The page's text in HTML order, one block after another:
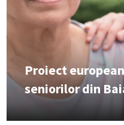
Proiect
seniorilor din